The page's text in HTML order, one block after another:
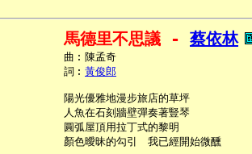
馬德里不思議 - 蔡依林
     曲︰陳孟奇
     詞︰
黃俊郎
     陽光優雅地漫步旅店的草坪
     人魚在石刻牆壁彈奏著豎琴
     圓弧屋頂用拉丁式的黎明
     顏色曖昧的勾引　我已經開始微醺